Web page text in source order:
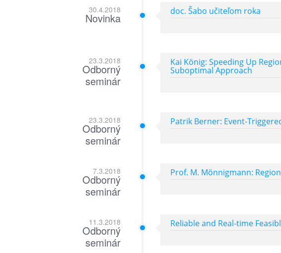
30.4.2018
Novinka doc. Šabo učiteľom roka
23.3.2018
Odborný
seminár
Kai König: Speeding Up
Suboptimal Approach
23.3.2018
Odborný
seminár
Patrik Berner: Event-
7.3.2018
Odborný
seminár
Prof. M. Mönnigmann:
11.3.2018
Odborný
seminár
Reliable and Real-time